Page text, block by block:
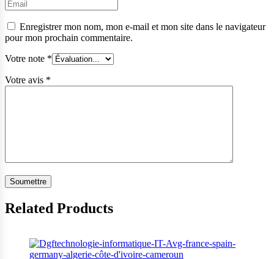
Enregistrer mon nom, mon e-mail et mon site dans le navigateur
pour mon prochain commentaire.
Votre note *
Votre avis *
Related Products